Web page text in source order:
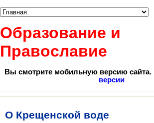
Образование и
Православие
Вы смотрите мобильную версию сайта.
версии
О Крещенской воде